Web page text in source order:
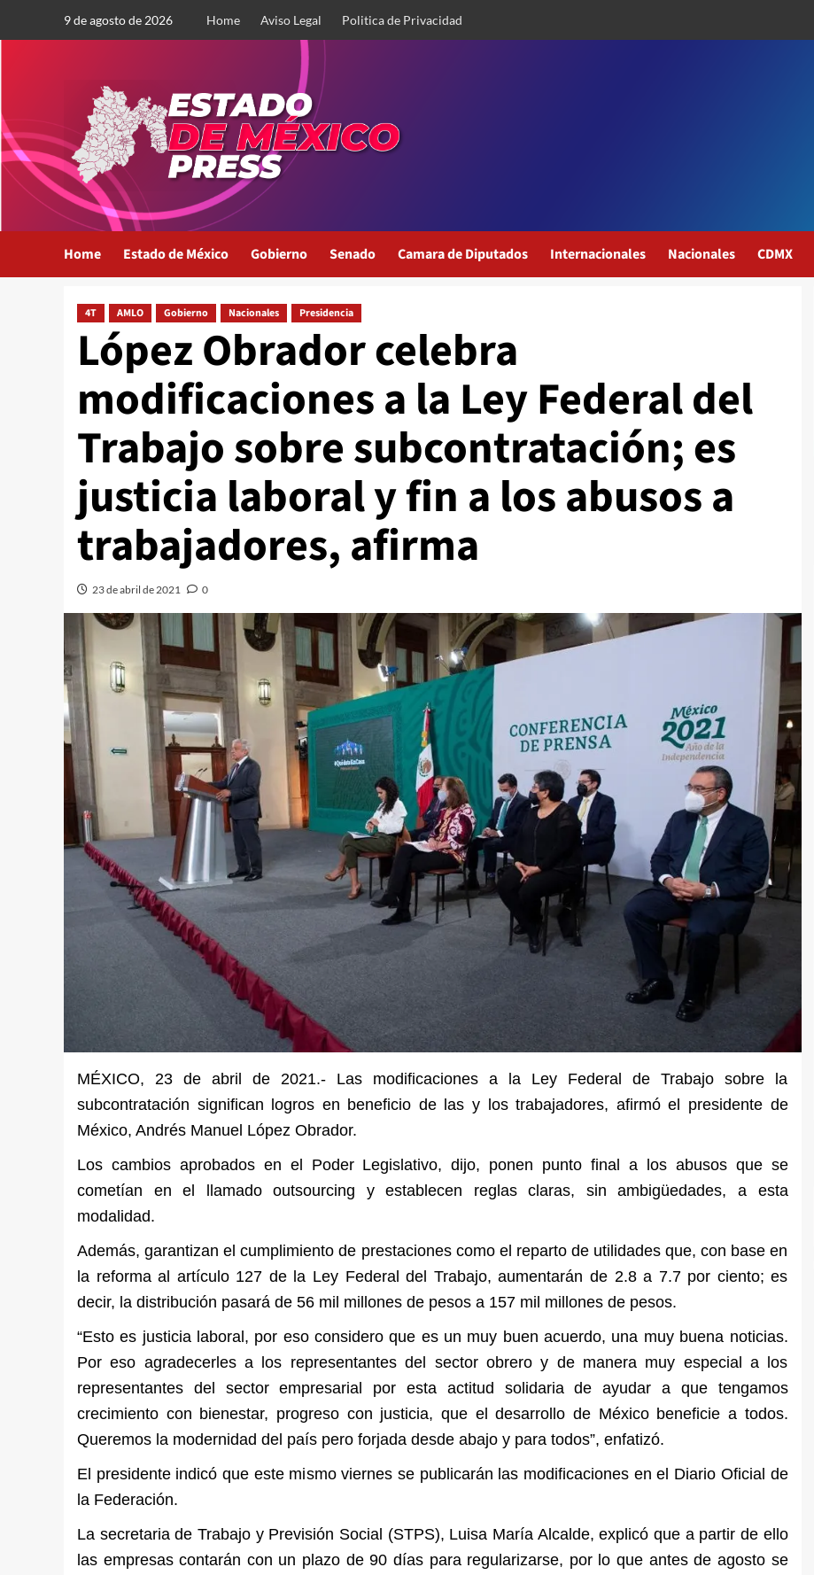
9 de agosto de 2026 Home Aviso Legal Politica de Privacidad
Home Estado de México Gobierno Senado Camara de Diputados Internacionales Nacionales CDMX
4T AMLO Gobierno Nacionales Presidencia
López Obrador celebra
modificaciones a la Ley Federal del
Trabajo sobre subcontratación; es
justicia laboral y fin a los abusos a
trabajadores, afirma
23 de abril de 2021 0
MÉXICO, 23 de abril de 2021.- Las modificaciones a la Ley Federal de Trabajo sobre la
subcontratación significan logros en beneficio de las y los trabajadores, afirmó el presidente de
México, Andrés Manuel López Obrador.
Los cambios aprobados en el Poder Legislativo, dijo, ponen punto final a los abusos que se
cometían en el llamado outsourcing y establecen reglas claras, sin ambigüedades, a esta
modalidad.
Además, garantizan el cumplimiento de prestaciones como el reparto de utilidades que, con base en
la reforma al artículo 127 de la Ley Federal del Trabajo, aumentarán de 2.8 a 7.7 por ciento; es
decir, la distribución pasará de 56 mil millones de pesos a 157 mil millones de pesos.
“Esto es justicia laboral, por eso considero que es un muy buen acuerdo, una muy buena noticias.
Por eso agradecerles a los representantes del sector obrero y de manera muy especial a los
representantes del sector empresarial por esta actitud solidaria de ayudar a que tengamos
crecimiento con bienestar, progreso con justicia, que el desarrollo de México beneficie a todos.
Queremos la modernidad del país pero forjada desde abajo y para todos”, enfatizó.
El presidente indicó que este mismo viernes se publicarán las modificaciones en el Diario Oficial de
la Federación.
La secretaria de Trabajo y Previsión Social (STPS), Luisa María Alcalde, explicó que a partir de ello
las empresas contarán con un plazo de 90 días para regularizarse, por lo que antes de agosto se